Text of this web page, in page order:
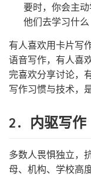
要时，你会主
他们去学习什么
有人喜欢用卡片写
语音写作，有人喜
完喜欢分享讨论，
写作习惯与技术，
2. 内驱写作
多数人畏惧独立，
母、机构、学校高